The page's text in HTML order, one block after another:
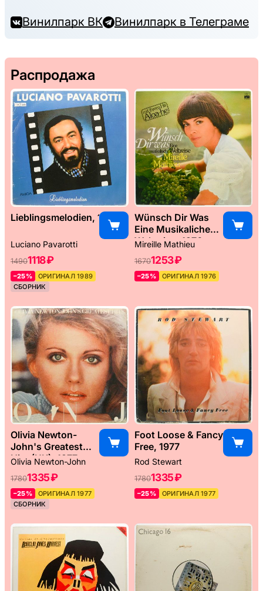
Винилпарк ВК Винилпарк в Телеграме
Распродажа
Lieblingsmelodien, 1989
Luciano Pavarotti
14901118 ₽
–25%
ОРИГИНАЛ 1989
СБОРНИК
Wünsch Dir Was
Eine Musikaliche
Weltreise, 1976
Mireille Mathieu
16701253 ₽
–25% ОРИГИНАЛ 1976
Olivia Newton-
John's Greatest
Hits (UK), 1977
Olivia Newton-John
17801335 ₽
–25%
ОРИГИНАЛ 1977
СБОРНИК
Foot Loose & Fancy
Free, 1977
Rod Stewart
17801335 ₽
–25% ОРИГИНАЛ 1977